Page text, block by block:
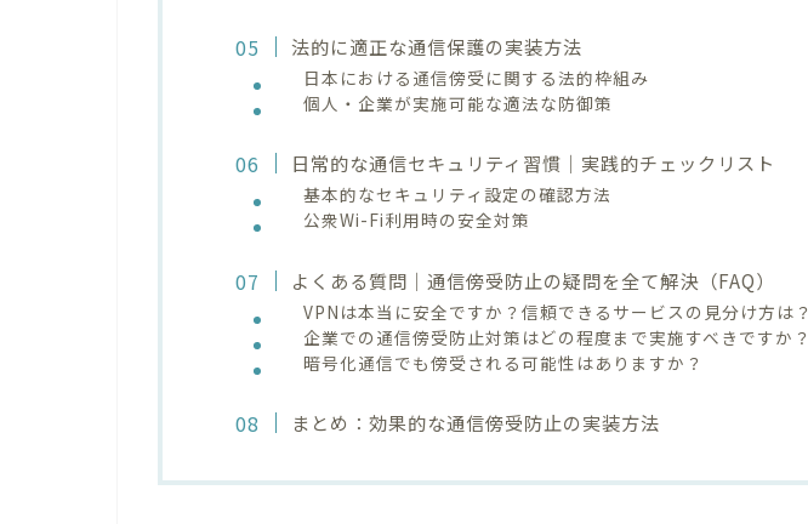
法的に適正な通信保護の実装方法
日本における通信傍受に関する法的枠組み
個人・企業が実施可能な適法な防御策
日常的な通信セキュリティ習慣｜実践的チェックリスト
基本的なセキュリティ設定の確認方法
公衆Wi-Fi利用時の安全対策
よくある質問｜通信傍受防止の疑問を全て解決（FAQ）
VPNは本当に安全ですか？信頼できるサービスの見分け方は？
企業での通信傍受防止対策はどの程度まで実施すべきですか？
暗号化通信でも傍受される可能性はありますか？
まとめ：効果的な通信傍受防止の実装方法